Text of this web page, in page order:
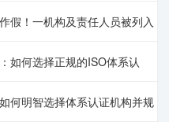
假！一机构及责任人员被列入
如何选择正规的ISO体系认
何明智选择体系认证机构并规